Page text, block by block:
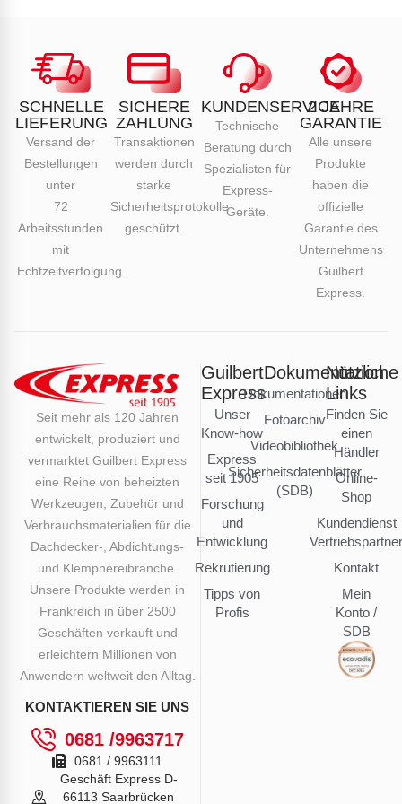
SCHNELLE
LIEFERUNG
Versand der
Bestellungen
unter
72
Arbeitsstunden
mit
Echtzeitverfolgung.
SICHERE
ZAHLUNG
Transaktionen
werden durch
starke
Sicherheitsprotokolle
geschützt.
KUNDENSERVICE
Technische
Beratung durch
Spezialisten für
Express-
Geräte.
2 JAHRE
GARANTIE
Alle unsere
Produkte
haben die
offizielle
Garantie des
Unternehmens
Guilbert
Express.
Seit mehr als 120 Jahren
entwickelt, produziert und
vermarktet Guilbert Express
eine Reihe von beheizten
Werkzeugen, Zubehör und
Verbrauchsmaterialien für die
Dachdecker-, Abdichtungs-
und Klempnereibranche.
Unsere Produkte werden in
Frankreich in über 2500
Geschäften verkauft und
erleichtern Millionen von
Anwendern weltweit den Alltag.
KONTAKTIEREN SIE UNS
0681 /9963717
0681 / 9963111
Geschäft Express D-
66113 Saarbrücken
Guilbert
Express
Unser
Know-how
Express
seit 1905
Forschung
und
Entwicklung
Rekrutierung
Tipps von
Profis
Dokumentation
Dokumentationen
Fotoarchiv
Videobibliothek
Sicherheitsdatenblätter
(SDB)
Nützliche
Links
Finden Sie
einen
Händler
Online-
Shop
Kundendienst
Kontakt
Mein
Konto /
SDB